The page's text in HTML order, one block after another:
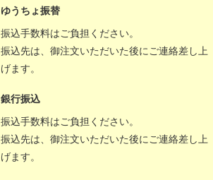
ゆうちょ振替
振込手数料はご負担ください。
振込先は、御注文いただいた後にご連絡差し上
げます。
銀行振込
振込手数料はご負担ください。
振込先は、御注文いただいた後にご連絡差し上
げます。